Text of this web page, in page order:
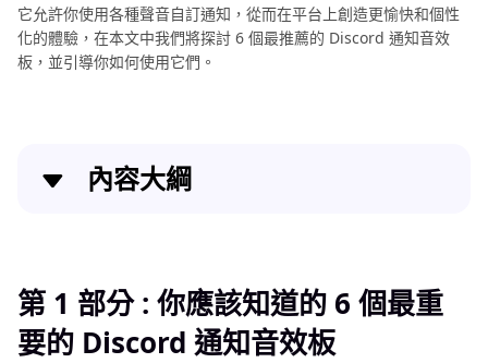
它允許你使用各種聲音自訂通知，從而在平台上創造更愉快和個性
化的體驗，在本文中我們將探討 6 個最推薦的 Discord 通知音效
板，並引導你如何使用它們。
內容大綱
第 2 部分：為你的專案產生有趣聲音的最精彩工具 -
HitPaw VoicePea
第 1 部分 : 你應該知道的 6 個最重
要的 Discord 通知音效板